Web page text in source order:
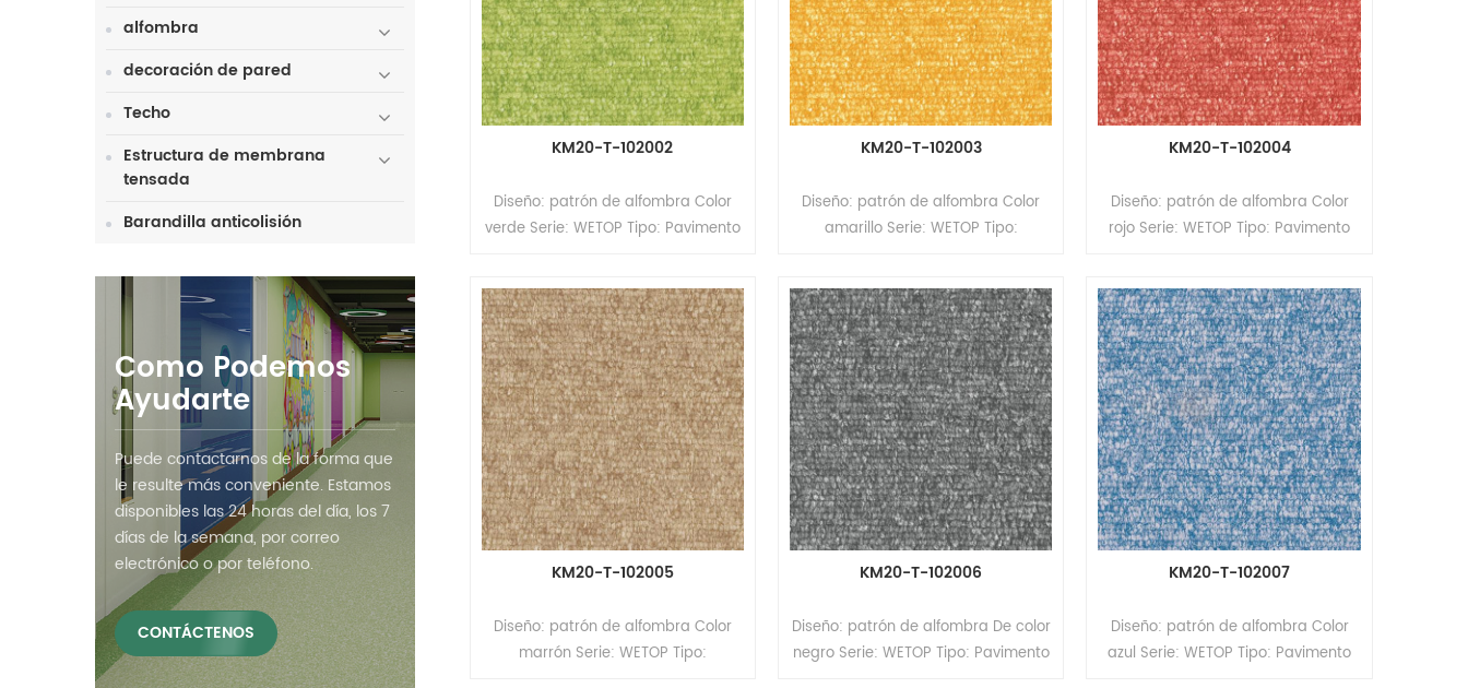
alfombra
decoración de pared
Techo
Estructura de membrana
tensada
Barandilla anticolisión
Como Podemos
Ayudarte
Puede contactarnos de la forma que
le resulte más conveniente. Estamos
disponibles las 24 horas del día, los 7
días de la semana, por correo
electrónico o por teléfono.
CONTÁCTENOS
respaldo compacto
KM20-T-102002
Diseño: patrón de alfombra Color
verde Serie: WETOP Tipo: Pavimento
2,0/2,6 mm (espesor) x 2,0 m
(ancho) x 20/15 m (largo) Espesor
de la capa de desgaste: 0,35/0,7
mm Superficie: revestimiento PUR
Respaldo: respaldo compacto
KM20-T-102003
Diseño: patrón de alfombra Color
amarillo Serie: WETOP Tipo:
Rollos Tamaño: 2,0/2,6 mm
(espesor) x 2,0 m (ancho) x 20/15 m
(largo) Espesor de la capa de
desgaste: 0,35/0,7 mm Superficie:
revestimiento PUR Respaldo:
respaldo compacto
KM20-T-102004
Diseño: patrón de alfombra Color
rojo Serie: WETOP Tipo: Pavimento
2,0/2,6 mm (espesor) x 2,0 m
(ancho) x 20/15 m (largo) Espesor
de la capa de desgaste: 0,35/0,7
mm Superficie: revestimiento PUR
Respaldo: respaldo compacto
KM20-T-102005
Diseño: patrón de alfombra Color
marrón Serie: WETOP Tipo:
KM20-T-102006
Diseño: patrón de alfombra De color
negro Serie: WETOP Tipo: Pavimento
KM20-T-102007
Diseño: patrón de alfombra Color
azul Serie: WETOP Tipo: Pavimento